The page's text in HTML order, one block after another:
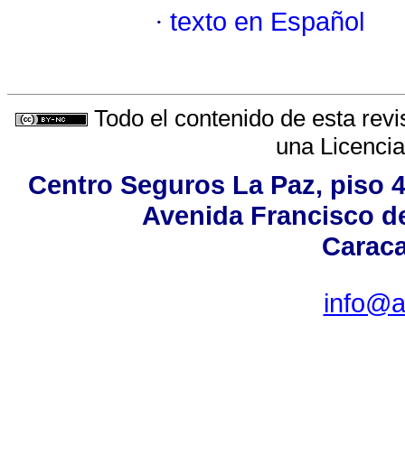
· texto en Español
Todo el contenido de esta
una
Centro Seguros La Paz, piso
Avenida Francisco